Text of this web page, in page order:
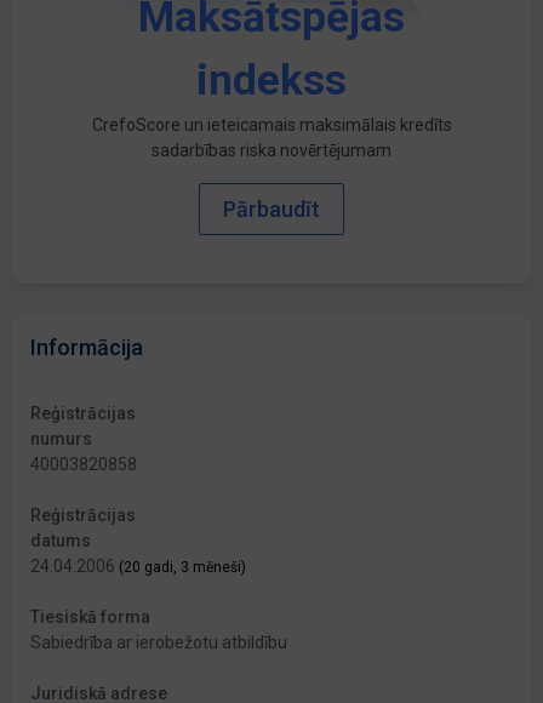
Maksātspējas
indekss
CrefoScore un ieteicamais maksimālais kredīts
sadarbības riska novērtējumam
Pārbaudīt
Informācija
Reģistrācijas
numurs
40003820858
Reģistrācijas
datums
24.04.2006 (20 gadi, 3 mēneši)
Tiesiskā forma
Sabiedrība ar ierobežotu atbildību
Juridiskā adrese